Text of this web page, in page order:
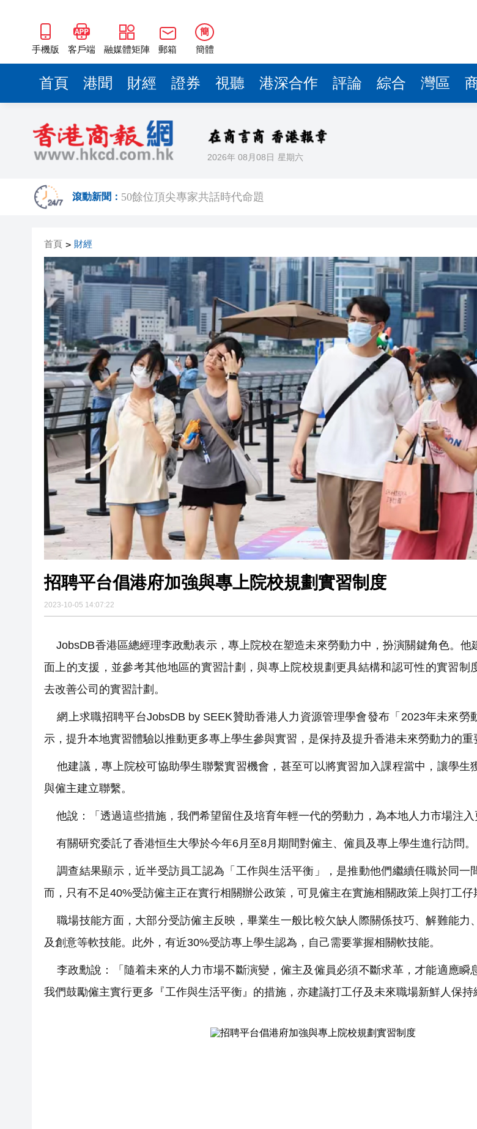
手機版 客戶端 融媒體矩陣 郵箱
簡
簡體
首頁 港聞 財經 證券 視聽 港深合作 評論 綜合 灣區
2026年 08月08日 星期六
滾動新聞：
梁振英率港區全國政協委員考察團來瓊考察
2025年海南儋州以舊換新帶動消費約18億元
山東26戶省屬國企去年合計營收2.58萬億 利潤總額近936億
黎智英案｜吳良好：依法公正處理黎智英求情 罪證如山豈能妄想輕判
騰出更多時間專注做好宏福苑火災獨立委員會工作 李家超暫停3項公職委任
2025年海南儋州以舊換新帶動消費約18億元
山東26戶省屬國企去年合計營收2.58萬億 利潤總額近936億
瀋陽鐵西校園閱讀活動解鎖閱讀新玩法
黎智英案｜吳良好：依法公正處理黎智英求情 罪證如山豈能妄想輕判
騰出更多時間專注做好宏福苑火災獨立委員會工作 李家超暫停3項公職委
50餘位頂尖專家共話時代命題
海南澄邁文儒煥新升級 五組數據見證文儒沉香從傳統邁向現代
梁振英率港區全國政協委員考察團來瓊考察
2025年海南儋州以舊換新帶動消費約18億元
山東26戶省屬國企去年合計營收2.58萬億 利潤總額近936億
瀋陽鐵西校園閱讀活動解鎖閱讀新玩法
首頁 > 財經
招聘平台倡港府加強與專上院校規劃實習制度
2023-10-05 14:07:22
JobsDB香港區總經理李政勳表示，專上院校在塑造未來勞動力中，扮演關鍵角色。他
面上的支援，並參考其他地區的實習計劃，與專上院校規劃更具結構和認可性的實習制
去改善公司的實習計劃。
網上求職招聘平台JobsDB by SEEK贊助香港人力資源管理學會發布「2023年未來勞
示，提升本地實習體驗以推動更多專上學生參與實習，是保持及提升香港未來勞動力的重
他建議，專上院校可協助學生聯繫實習機會，甚至可以將實習加入課程當中，讓學生
與僱主建立聯繫。
他說：「透過這些措施，我們希望留住及培育年輕一代的勞動力，為本地人力市場注入
有關研究委託了香港恒生大學於今年6月至8月期間對僱主、僱員及專上學生進行訪問。
調查結果顯示，近半受訪員工認為「工作與生活平衡」，是推動他們繼續任職於同一
而，只有不足40%受訪僱主正在實行相關辦公政策，可見僱主在實施相關政策上與打工仔
職場技能方面，大部分受訪僱主反映，畢業生一般比較欠缺人際關係技巧、解難能力
及創意等軟技能。此外，有近30%受訪專上學生認為，自己需要掌握相關軟技能。
李政勳說：「隨着未來的人力市場不斷演變，僱主及僱員必須不斷求革，才能適應瞬
我們鼓勵僱主實行更多『工作與生活平衡』的措施，亦建議打工仔及未來職場新鮮人保持